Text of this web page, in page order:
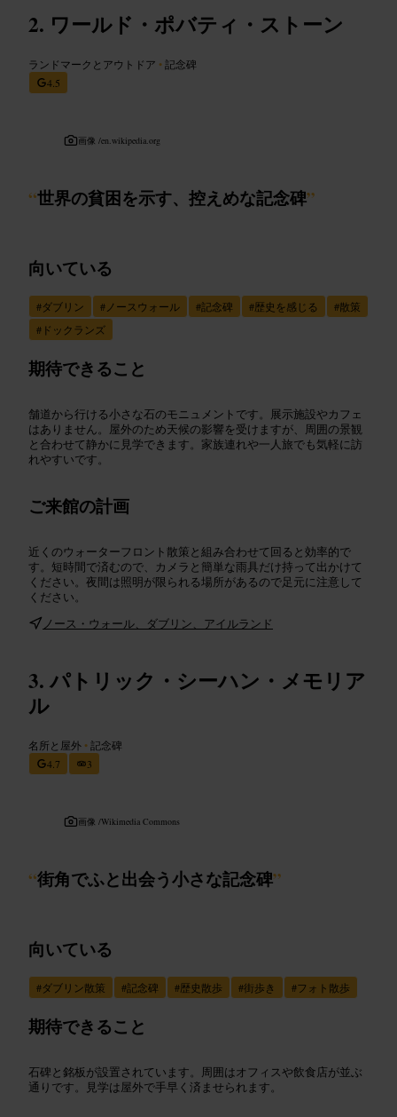
ワールド・ポバティ・ストーン
ランドマークとアウトドア •記念碑
4.5
画像 /en.wikipedia.org
“世界の貧困を示す、控えめな記念碑”
向いている
#ダブリン # ノースウォール #記念碑 #歴史を感じる #散策
# ドックランズ
期待できること
舗道から行ける小さな石のモニュメントです。展示施設やカフェ
はありません。屋外のため天候の影響を受けますが、周囲の景観
と合わせて静かに見学できます。家族連れや一人旅でも気軽に訪
れやすいです。
ご来館の計画
近くのウォーターフロント散策と組み合わせて回ると効率的で
す。短時間で済むので、カメラと簡単な雨具だけ持って出かけて
ください。夜間は照明が限られる場所があるので足元に注意して
ください。
ノース・ウォール、ダブリン、アイルランド
パトリック・シーハン・メモリア
ル
名所と屋外 •記念碑
4.7
3
画像 /Wikimedia Commons
“街角でふと出会う小さな記念碑”
向いている
#ダブリン散策 #記念碑 #歴史散歩 #街歩き #フォト散歩
期待できること
石碑と銘板が設置されています。周囲はオフィスや飲食店が並ぶ
通りです。見学は屋外で手早く済ませられます。